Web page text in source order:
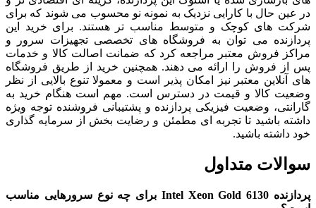
در عین حال با کارایی نزدیک به نمونه نو محسوب می شوند که برای
شرکت های کوچک و متوسط مناسب تر هستند. برای خرید این
پردازنده می توان به فروشگاه های تخصصی تجهیزات سرور و
مراکز فروش معتبر مراجعه کرد که ضمانت اصالت کالا و خدمات
پس از فروش را ارائه می دهند. همچنین خرید از طریق فروشگاه
های آنلاین معتبر نیز امکان پذیر است و معمولا تنوع بالایی از نظر
وضعیت کالا و قیمت در دسترس است. مهم است هنگام خرید به
گارانتی، وضعیت فیزیکی پردازنده و پشتیبانی فروشنده توجه ویژه
داشته باشید تا تجربه ای مطمئن و رضایت بخش از سرمایه گذاری
خود داشته باشید.
سوالات متداول
پردازنده Intel Xeon Gold 6130 برای چه نوع سرورهایی مناسب